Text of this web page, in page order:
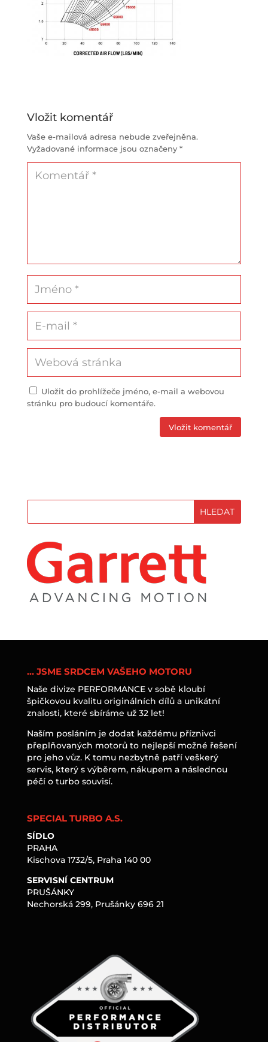
Vložit komentář
Vaše e-mailová adresa nebude zveřejněna.
Vyžadované informace jsou označeny *
Uložit do prohlížeče jméno, e-mail a webovou
stránku pro budoucí komentáře.
… JSME SRDCEM VAŠEHO MOTORU
Naše divize PERFORMANCE v sobě kloubí
špičkovou kvalitu originálních dílů a unikátní
znalosti, které sbíráme už 32 let!
Naším posláním je dodat každému příznivci
přeplňovaných motorů to nejlepší možné řešení
pro jeho vůz. K tomu nezbytně patří veškerý
servis, který s výběrem, nákupem a následnou
péčí o turbo souvisí.
SPECIAL TURBO A.S.
SÍDLO
PRAHA
Kischova 1732/5, Praha 140 00
SERVISNÍ CENTRUM
PRUŠÁNKY
Nechorská 299, Prušánky 696 21